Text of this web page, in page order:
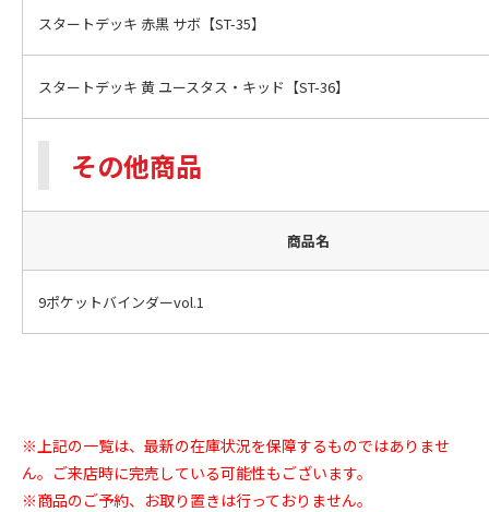
スタートデッキ 赤黒 サボ【ST-35】
スタートデッキ 黄 ユースタス・キッド【ST-36】
その他商品
商品名
9ポケットバインダーvol.1
※上記の一覧は、最新の在庫状況を保障するものではありませ
ん。ご来店時に完売している可能性もございます。
※商品のご予約、お取り置きは行っておりません。